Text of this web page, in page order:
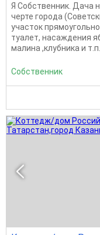
Я Собственник. Дача
черте города
участок
туалет, насаждения
малина ,клубника и
Собственник